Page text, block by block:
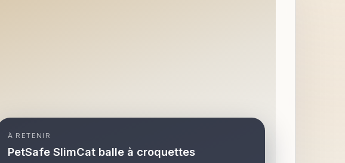
À RETENIR
PetSafe SlimCat balle à croquettes